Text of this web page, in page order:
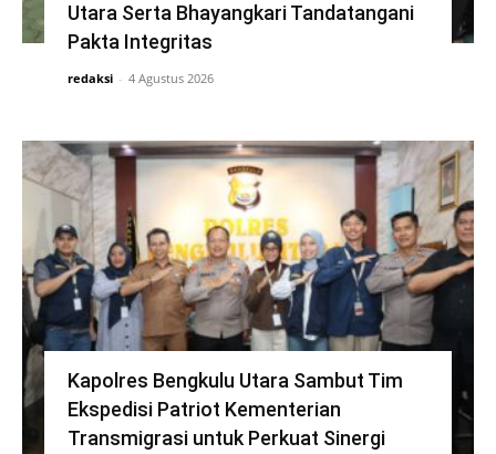
Utara Serta Bhayangkari Tandatangani
Pakta Integritas
redaksi - 4 Agustus 2026
Kapolres Bengkulu Utara Sambut Tim
Ekspedisi Patriot Kementerian
Transmigrasi untuk Perkuat Sinergi